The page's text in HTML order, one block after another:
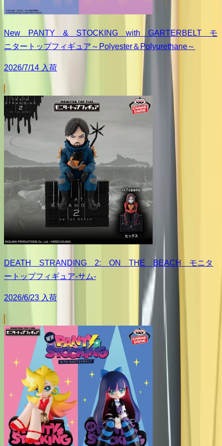
New PANTY & STOCKING with GARTERBELT モ
ニタートップフィギュア～Polyester＆Polyurethane～
2026/7/14 入荷
DEATH STRANDING 2: ON THE BEACH モニタ
ートップフィギュア-サム-
2026/6/23 入荷